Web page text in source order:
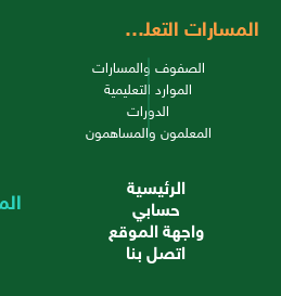
المسارات التعليمية
الصفوف والمسارات
الموارد التعليمية
الدورات
المعلمون والمساهمون
الرئيسية
حسابي
واجهة الموقع
اتصل بنا